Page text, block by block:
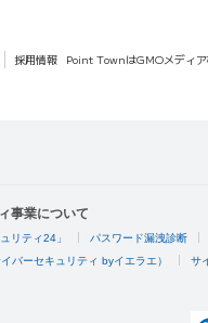
採用情報 Point TownはGMOメディア
事業について
リティ24」 パスワード漏洩診断
バーセキュリティ byイエラエ） サ